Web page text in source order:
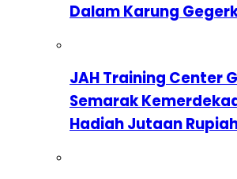
Dalam Karung
JAH Training Center
Semarak
Hadiah Jutaan